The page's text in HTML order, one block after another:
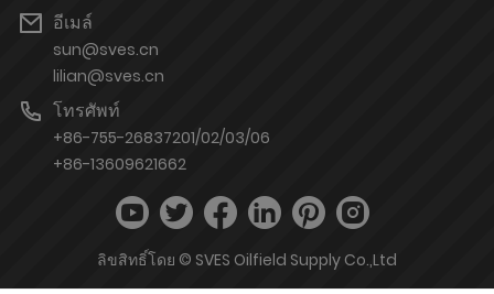
อีเมล์
sun@sves.cn
lilian@sves.cn
โทรศัพท์
+86-755-26837201/02/03/06
+86-13609621662
ลิขสิทธิ์โดย © SVES Oilfield Supply Co.,Ltd